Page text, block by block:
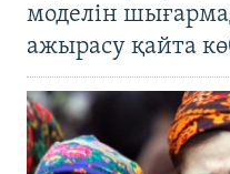
моделін
ажырасу қайта